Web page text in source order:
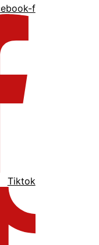
f
Tiktok